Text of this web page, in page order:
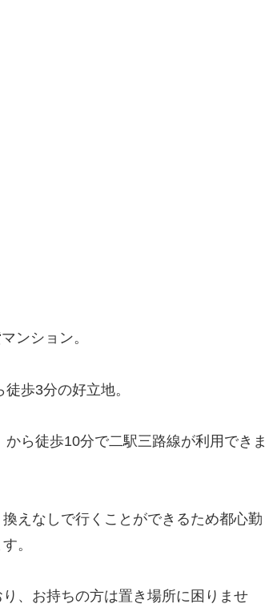
ンション。
歩3分の好立地。
ら徒歩10分で二駅三路線が利用できま
えなしで行くことができるため都心勤
。
、お持ちの方は置き場所に困りませ